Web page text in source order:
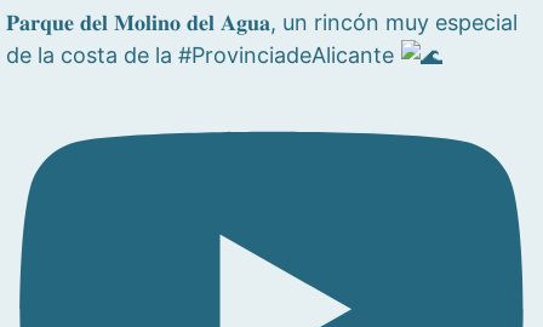
𝐏𝐚𝐫𝐪𝐮𝐞 𝐝𝐞𝐥 𝐌𝐨𝐥𝐢𝐧𝐨 𝐝𝐞𝐥 𝐀𝐠𝐮𝐚, un rincón muy especial
de la costa de la #ProvinciadeAlicante